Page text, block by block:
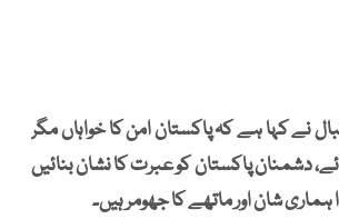
نے کہا ہے کہ پاکستان امن کا خواہاں مگر
دشمنان پاکستان کو عبرت کا نشان بنائیں
شان اور ماتھے کا جھومر ہیں۔